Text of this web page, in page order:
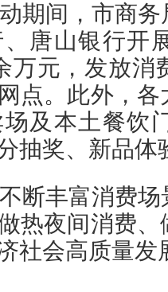
期间，市商
唐山银行开
万元，发放消
点。此外，
及本土餐饮
抽奖、新品体
断丰富消费
热夜间消费
社会高质量发